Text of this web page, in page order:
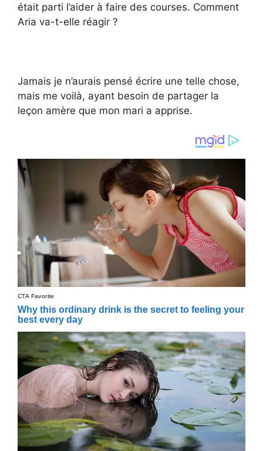
était parti l’aider à faire des courses. Comment
Aria va-t-elle réagir ?
Jamais je n’aurais pensé écrire une telle chose,
mais me voilà, ayant besoin de partager la
leçon amère que mon mari a apprise.